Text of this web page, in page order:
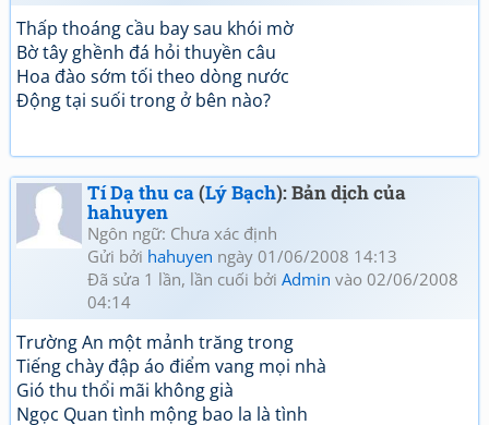
Thấp thoáng cầu bay sau khói mờ
Bờ tây ghềnh đá hỏi thuyền câu
Hoa đào sớm tối theo dòng nước
Động tại suối trong ở bên nào?
Tí Dạ thu ca(Lý Bạch): Bản dịch của
hahuyen
Ngôn ngữ: Chưa xác định
Gửi bởi hahuyen ngày 01/06/2008 14:13
Đã sửa 1 lần, lần cuối bởi Admin vào 02/06/2008
04:14
Trường An một mảnh trăng trong
Tiếng chày đập áo điểm vang mọi nhà
Gió thu thổi mãi không già
Ngọc Quan tình mộng bao la là tình